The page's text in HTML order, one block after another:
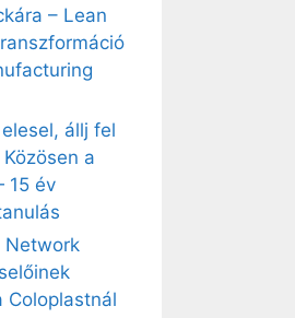
– Lean
állj fel
a
15 év
Network
Coloplastnál